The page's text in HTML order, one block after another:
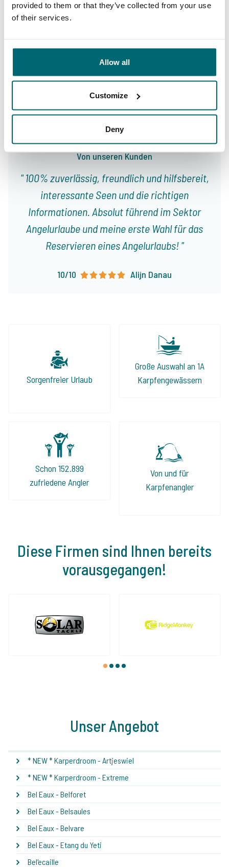
provided to them or that they’ve collected from your use
of their services.
Allow all
Customize
Deny
Von unseren Kunden
100% zuverlässig, freundlich und hilfsbereit,
interessante Seen und die richtigen
Informationen. Absolut führend im Sektor
Angelurlaube und meine erste Wahl für das
Reservieren eines Angelurlaubs!
10/10 Alijn Danau
Sorgenfreier Urlaub
Große Auswahl an 1A
Karpfengewässern
Schon 152.899
zufriedene Angler
Von und für
Karpfenangler
Diese Firmen sind Ihnen bereits
vorausgegangen!
1 2 3 4
Unser Angebot
* NEW * Karperdroom - Artjeswiel
* NEW * Karperdroom - Extreme
Bel Eaux - Belforet
Bel Eaux - Belsaules
Bel Eaux - Belvare
Bel Eaux - Etang du Yeti
Bel'ecaille